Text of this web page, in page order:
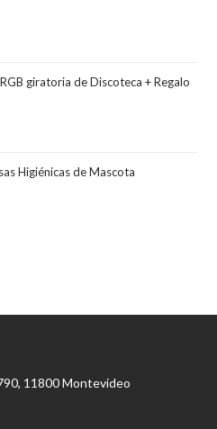
giratoria de Discoteca + Regalo
Higiénicas de Mascota
11800 Montevideo